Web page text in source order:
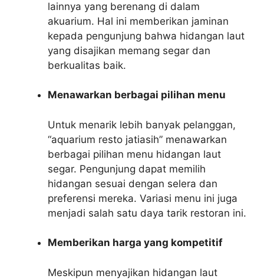
lainnya yang berenang di dalam
akuarium. Hal ini memberikan jaminan
kepada pengunjung bahwa hidangan laut
yang disajikan memang segar dan
berkualitas baik.
Menawarkan berbagai pilihan menu
Untuk menarik lebih banyak pelanggan,
“aquarium resto jatiasih” menawarkan
berbagai pilihan menu hidangan laut
segar. Pengunjung dapat memilih
hidangan sesuai dengan selera dan
preferensi mereka. Variasi menu ini juga
menjadi salah satu daya tarik restoran ini.
Memberikan harga yang kompetitif
Meskipun menyajikan hidangan laut